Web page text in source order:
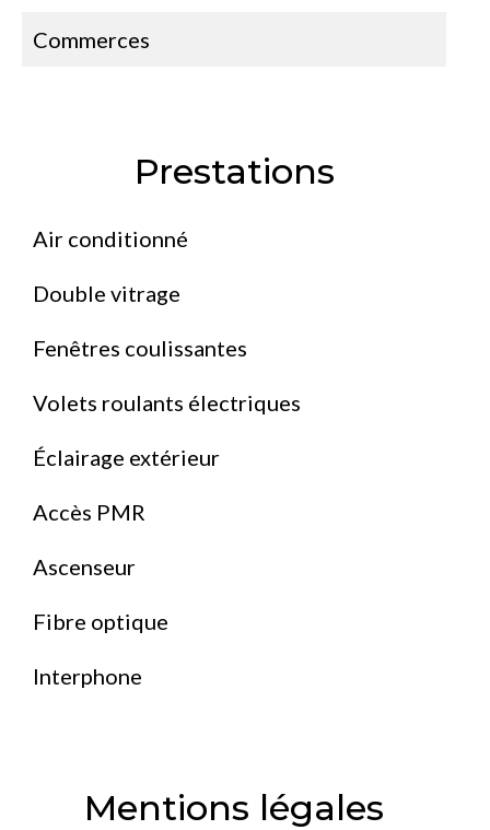
Commerces
Prestations
Air conditionné
Double vitrage
Fenêtres coulissantes
Volets roulants électriques
Éclairage extérieur
Accès PMR
Ascenseur
Fibre optique
Interphone
Mentions légales